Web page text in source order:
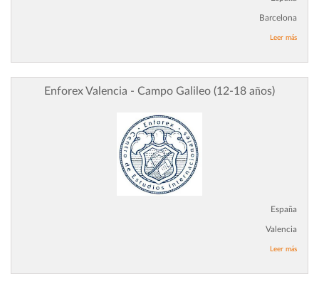
Barcelona
Leer más
Enforex Valencia - Campo Galileo (12-18 años)
España
Valencia
Leer más